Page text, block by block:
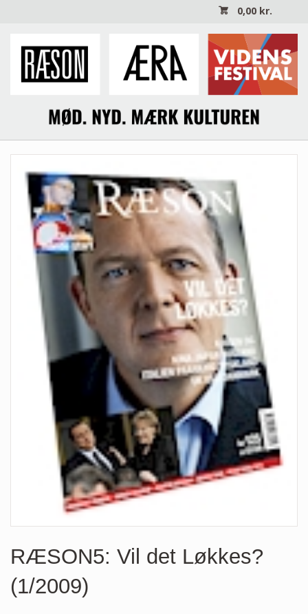
0,00 kr.
RÆSON5: Vil det Løkkes?
(1/2009)